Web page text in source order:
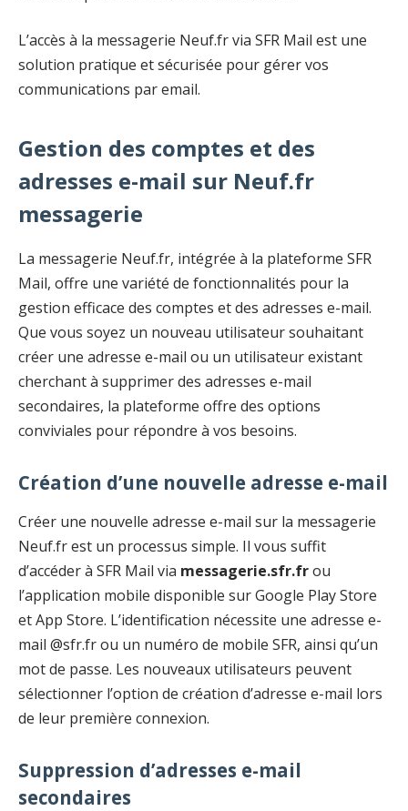
L’accès à la messagerie Neuf.fr via SFR Mail est une
solution pratique et sécurisée pour gérer vos
communications par email.
Gestion des comptes et des
adresses e-mail sur Neuf.fr
messagerie
La messagerie Neuf.fr, intégrée à la plateforme SFR
Mail, offre une variété de fonctionnalités pour la
gestion efficace des comptes et des adresses e-mail.
Que vous soyez un nouveau utilisateur souhaitant
créer une adresse e-mail ou un utilisateur existant
cherchant à supprimer des adresses e-mail
secondaires, la plateforme offre des options
conviviales pour répondre à vos besoins.
Création d’une nouvelle adresse e-mail
Créer une nouvelle adresse e-mail sur la messagerie
Neuf.fr est un processus simple. Il vous suffit
d’accéder à SFR Mail via messagerie.sfr.frou
l’application mobile disponible sur Google Play Store
et App Store. L’identification nécessite une adresse e-
mail @sfr.fr ou un numéro de mobile SFR, ainsi qu’un
mot de passe. Les nouveaux utilisateurs peuvent
sélectionner l’option de création d’adresse e-mail lors
de leur première connexion.
Suppression d’adresses e-mail
secondaires